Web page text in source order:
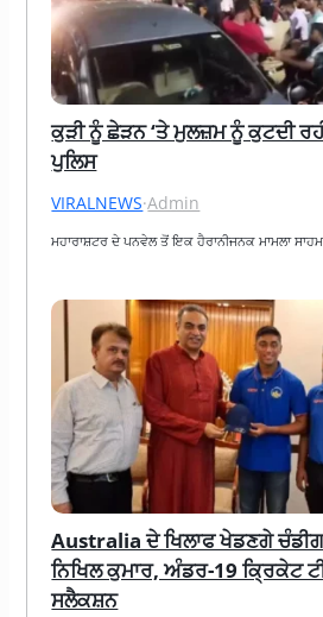
ਕੁੜੀ ਨੂੰ ਛੇੜਨ ‘ਤੇ ਮੁਲਜ਼ਮ ਨੂੰ ਕੁਟਦੀ
ਪੁਲਿਸ
VIRALNEWS·Admin
ਮਹਾਰਾਸ਼ਟਰ ਦੇ ਪਨਵੇਲ ਤੋਂ ਇਕ ਹੈਰਾਨੀਜਨਕ ਮਾਮਲਾ
Australia ਦੇ ਖਿਲਾਫ ਖੇਡਣਗੇ
ਨਿਖਿਲ ਕੁਮਾਰ, ਅੰਡਰ-19 ਕ੍ਰਿਕੇਟ
ਸਲੈਕਸ਼ਨ